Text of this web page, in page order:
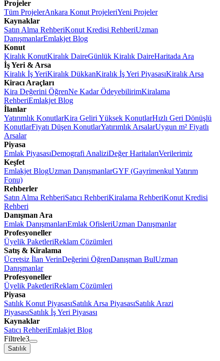
Projeler
Tüm ProjelerAnkara Konut ProjeleriYeni Projeler
Kaynaklar
Satın Alma RehberiKonut Kredisi RehberiUzman
DanışmanlarEmlakjet Blog
Konut
Kiralık KonutKiralık DaireGünlük Kiralık DaireHaritada Ara
İş Yeri & Arsa
Kiralık İş YeriKiralık DükkanKiralık İş Yeri PiyasasıKiralık Arsa
Kiracı Araçları
Kira Değerini ÖğrenNe Kadar ÖdeyebilirimKiralama
RehberiEmlakjet Blog
İlanlar
Yatırımlık KonutlarKira Geliri Yüksek KonutlarHızlı Geri Dönüşlü
KonutlarFiyatı Düşen KonutlarYatırımlık ArsalarUygun m² Fiyatlı
Arsalar
Piyasa
Emlak PiyasasıDemografi AnaliziDeğer HaritalarıVerilerimiz
Keşfet
Emlakjet BlogUzman DanışmanlarGYF (Gayrimenkul Yatırım
Fonu)
Rehberler
Satın Alma RehberiSatıcı RehberiKiralama RehberiKonut Kredisi
Rehberi
Danışman Ara
Emlak DanışmanlarıEmlak OfisleriUzman Danışmanlar
Profesyoneller
Üyelik PaketleriReklam Çözümleri
Satış & Kiralama
Ücretsiz İlan VerinDeğerini ÖğrenDanışman BulUzman
Danışmanlar
Profesyoneller
Üyelik PaketleriReklam Çözümleri
Piyasa
Satılık Konut PiyasasıSatılık Arsa PiyasasıSatılık Arazi
PiyasasıSatılık İş Yeri Piyasası
Kaynaklar
Satıcı RehberiEmlakjet Blog
Filtrele3
Satılık